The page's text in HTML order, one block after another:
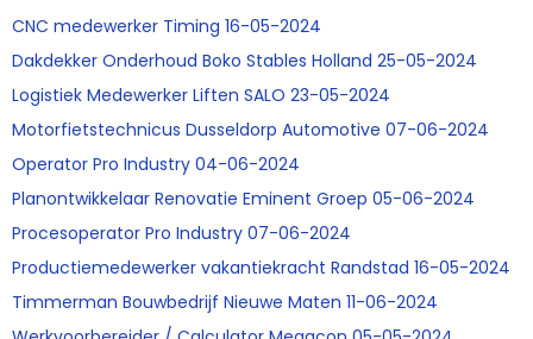
CNC medewerker Timing 16-05-2024
Dakdekker Onderhoud Boko Stables Holland 25-05-2024
Logistiek Medewerker Liften SALO 23-05-2024
Motorfietstechnicus Dusseldorp Automotive 07-06-2024
Operator Pro Industry 04-06-2024
Planontwikkelaar Renovatie Eminent Groep 05-06-2024
Procesoperator Pro Industry 07-06-2024
Productiemedewerker vakantiekracht Randstad 16-05-2024
Timmerman Bouwbedrijf Nieuwe Maten 11-06-2024